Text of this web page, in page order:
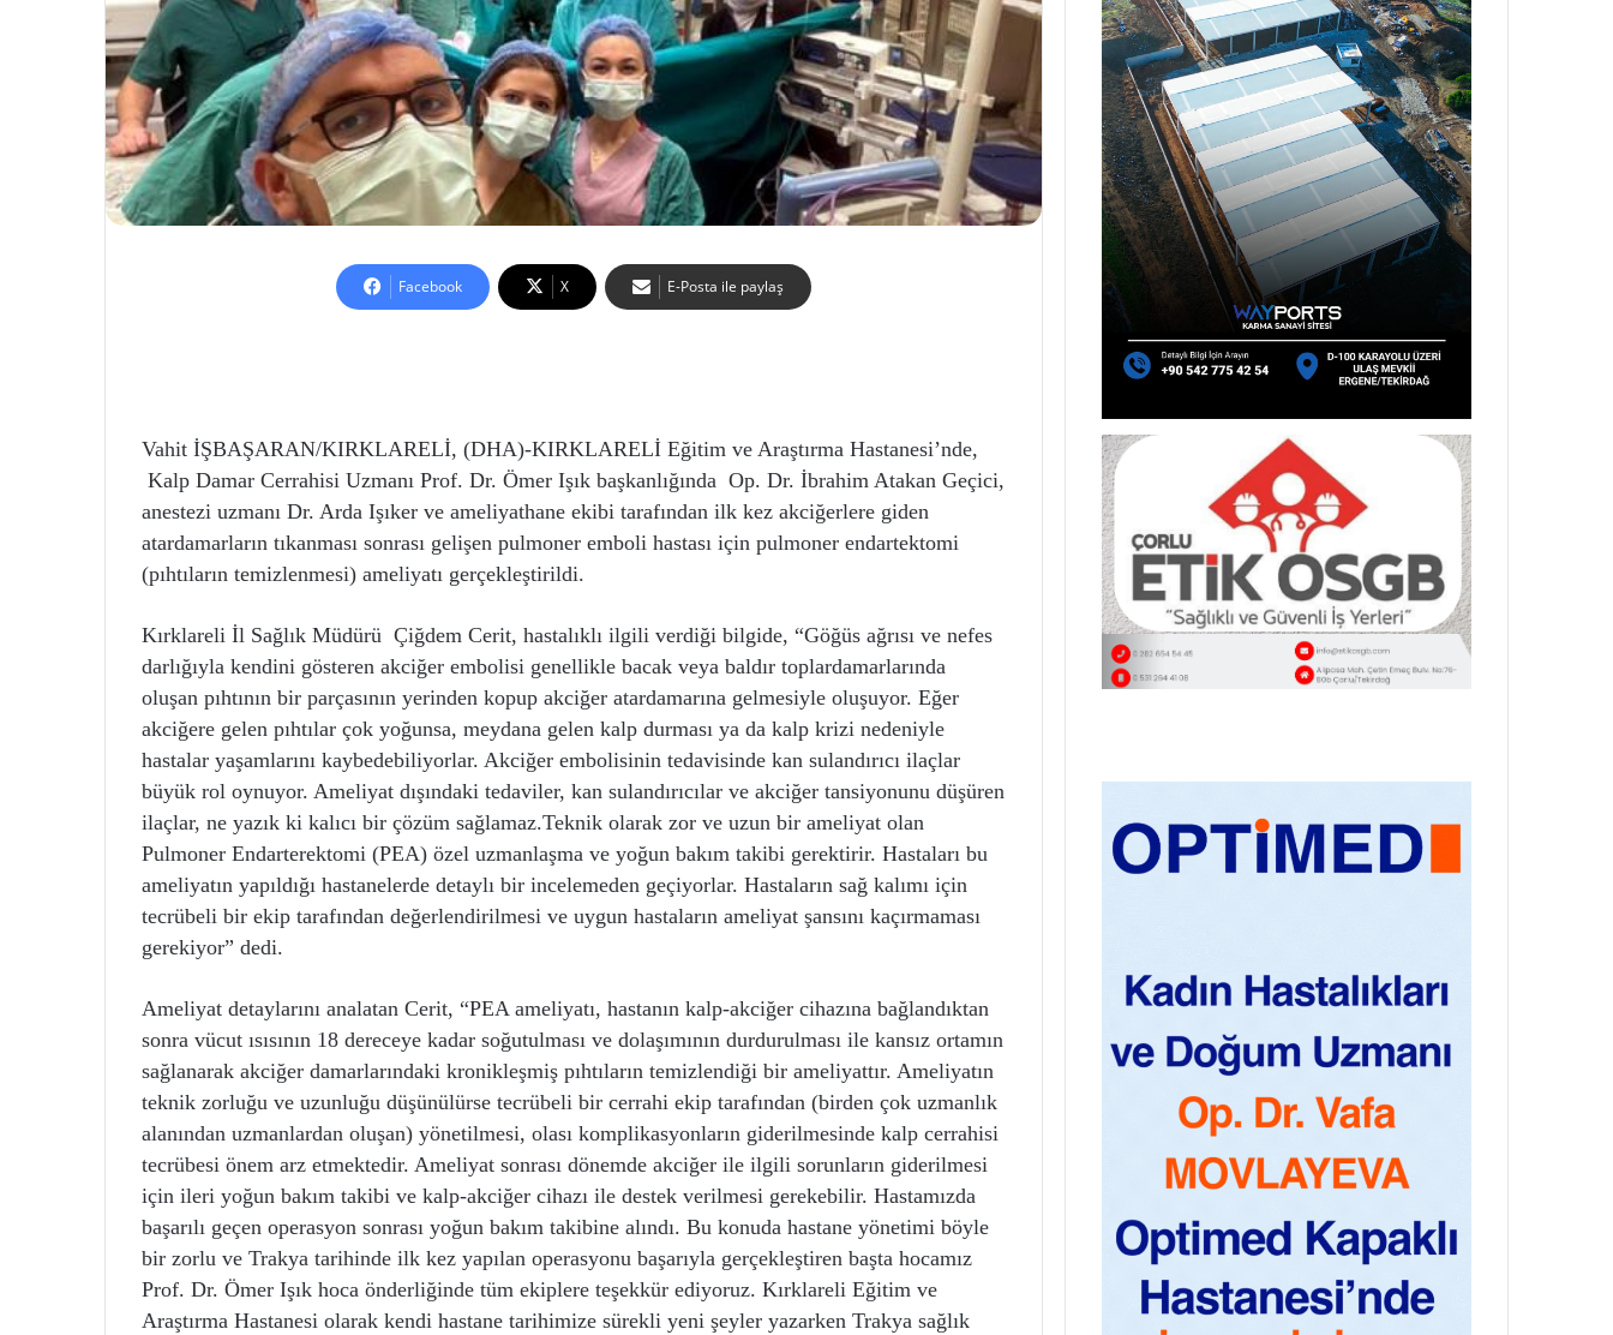
Facebook X E-Posta ile paylaş
Vahit İŞBAŞARAN/KIRKLARELİ, (DHA)-KIRKLARELİ Eğitim ve Araştırma Hastanesi’nde,
Kalp Damar Cerrahisi Uzmanı Prof. Dr. Ömer Işık başkanlığında Op. Dr. İbrahim Atakan Geçici,
anestezi uzmanı Dr. Arda Işıker ve ameliyathane ekibi tarafından ilk kez akciğerlere giden
atardamarların tıkanması sonrası gelişen pulmoner emboli hastası için pulmoner endartektomi
(pıhtıların temizlenmesi) ameliyatı gerçekleştirildi.
Kırklareli İl Sağlık Müdürü Çiğdem Cerit, hastalıklı ilgili verdiği bilgide, “Göğüs ağrısı ve nefes
darlığıyla kendini gösteren akciğer embolisi genellikle bacak veya baldır toplardamarlarında
oluşan pıhtının bir parçasının yerinden kopup akciğer atardamarına gelmesiyle oluşuyor. Eğer
akciğere gelen pıhtılar çok yoğunsa, meydana gelen kalp durması ya da kalp krizi nedeniyle
hastalar yaşamlarını kaybedebiliyorlar. Akciğer embolisinin tedavisinde kan sulandırıcı ilaçlar
büyük rol oynuyor. Ameliyat dışındaki tedaviler, kan sulandırıcılar ve akciğer tansiyonunu düşüren
ilaçlar, ne yazık ki kalıcı bir çözüm sağlamaz.Teknik olarak zor ve uzun bir ameliyat olan
Pulmoner Endarterektomi (PEA) özel uzmanlaşma ve yoğun bakım takibi gerektirir. Hastaları bu
ameliyatın yapıldığı hastanelerde detaylı bir incelemeden geçiyorlar. Hastaların sağ kalımı için
tecrübeli bir ekip tarafından değerlendirilmesi ve uygun hastaların ameliyat şansını kaçırmaması
gerekiyor” dedi.
Ameliyat detaylarını analatan Cerit, “PEA ameliyatı, hastanın kalp-akciğer cihazına bağlandıktan
sonra vücut ısısının 18 dereceye kadar soğutulması ve dolaşımının durdurulması ile kansız ortamın
sağlanarak akciğer damarlarındaki kronikleşmiş pıhtıların temizlendiği bir ameliyattır. Ameliyatın
teknik zorluğu ve uzunluğu düşünülürse tecrübeli bir cerrahi ekip tarafından (birden çok uzmanlık
alanından uzmanlardan oluşan) yönetilmesi, olası komplikasyonların giderilmesinde kalp cerrahisi
tecrübesi önem arz etmektedir. Ameliyat sonrası dönemde akciğer ile ilgili sorunların giderilmesi
için ileri yoğun bakım takibi ve kalp-akciğer cihazı ile destek verilmesi gerekebilir. Hastamızda
başarılı geçen operasyon sonrası yoğun bakım takibine alındı. Bu konuda hastane yönetimi böyle
bir zorlu ve Trakya tarihinde ilk kez yapılan operasyonu başarıyla gerçekleştiren başta hocamız
Prof. Dr. Ömer Işık hoca önderliğinde tüm ekiplere teşekkür ediyoruz. Kırklareli Eğitim ve
Araştırma Hastanesi olarak kendi hastane tarihimize sürekli yeni şeyler yazarken Trakya sağlık